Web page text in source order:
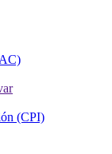
(CPI)